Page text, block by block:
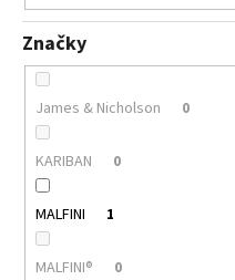
Značky
James & Nicholson 0
KARIBAN 0
MALFINI 1
MALFINI® 0